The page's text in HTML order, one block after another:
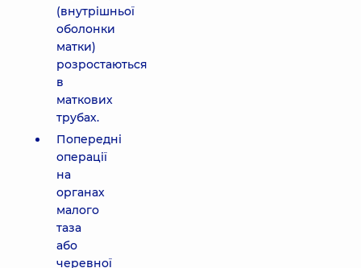
(внутрішньої
оболонки
матки)
розростаються
в
маткових
трубах.
Попередні
операції
на
органах
малого
таза
або
черевної